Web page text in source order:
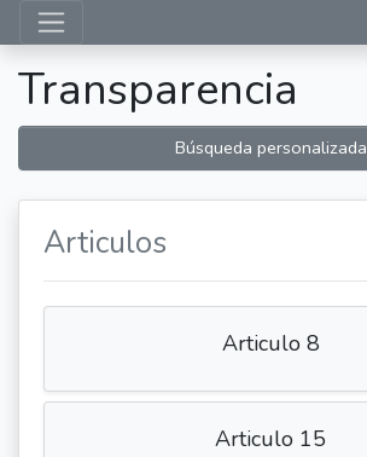
Transparencia
Búsqueda personalizada
Articulos
Articulo 8
Articulo 15